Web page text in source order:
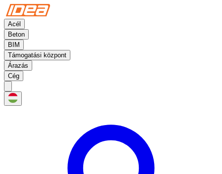
Acél
Beton
BIM
Támogatási központ
Árazás
Cég